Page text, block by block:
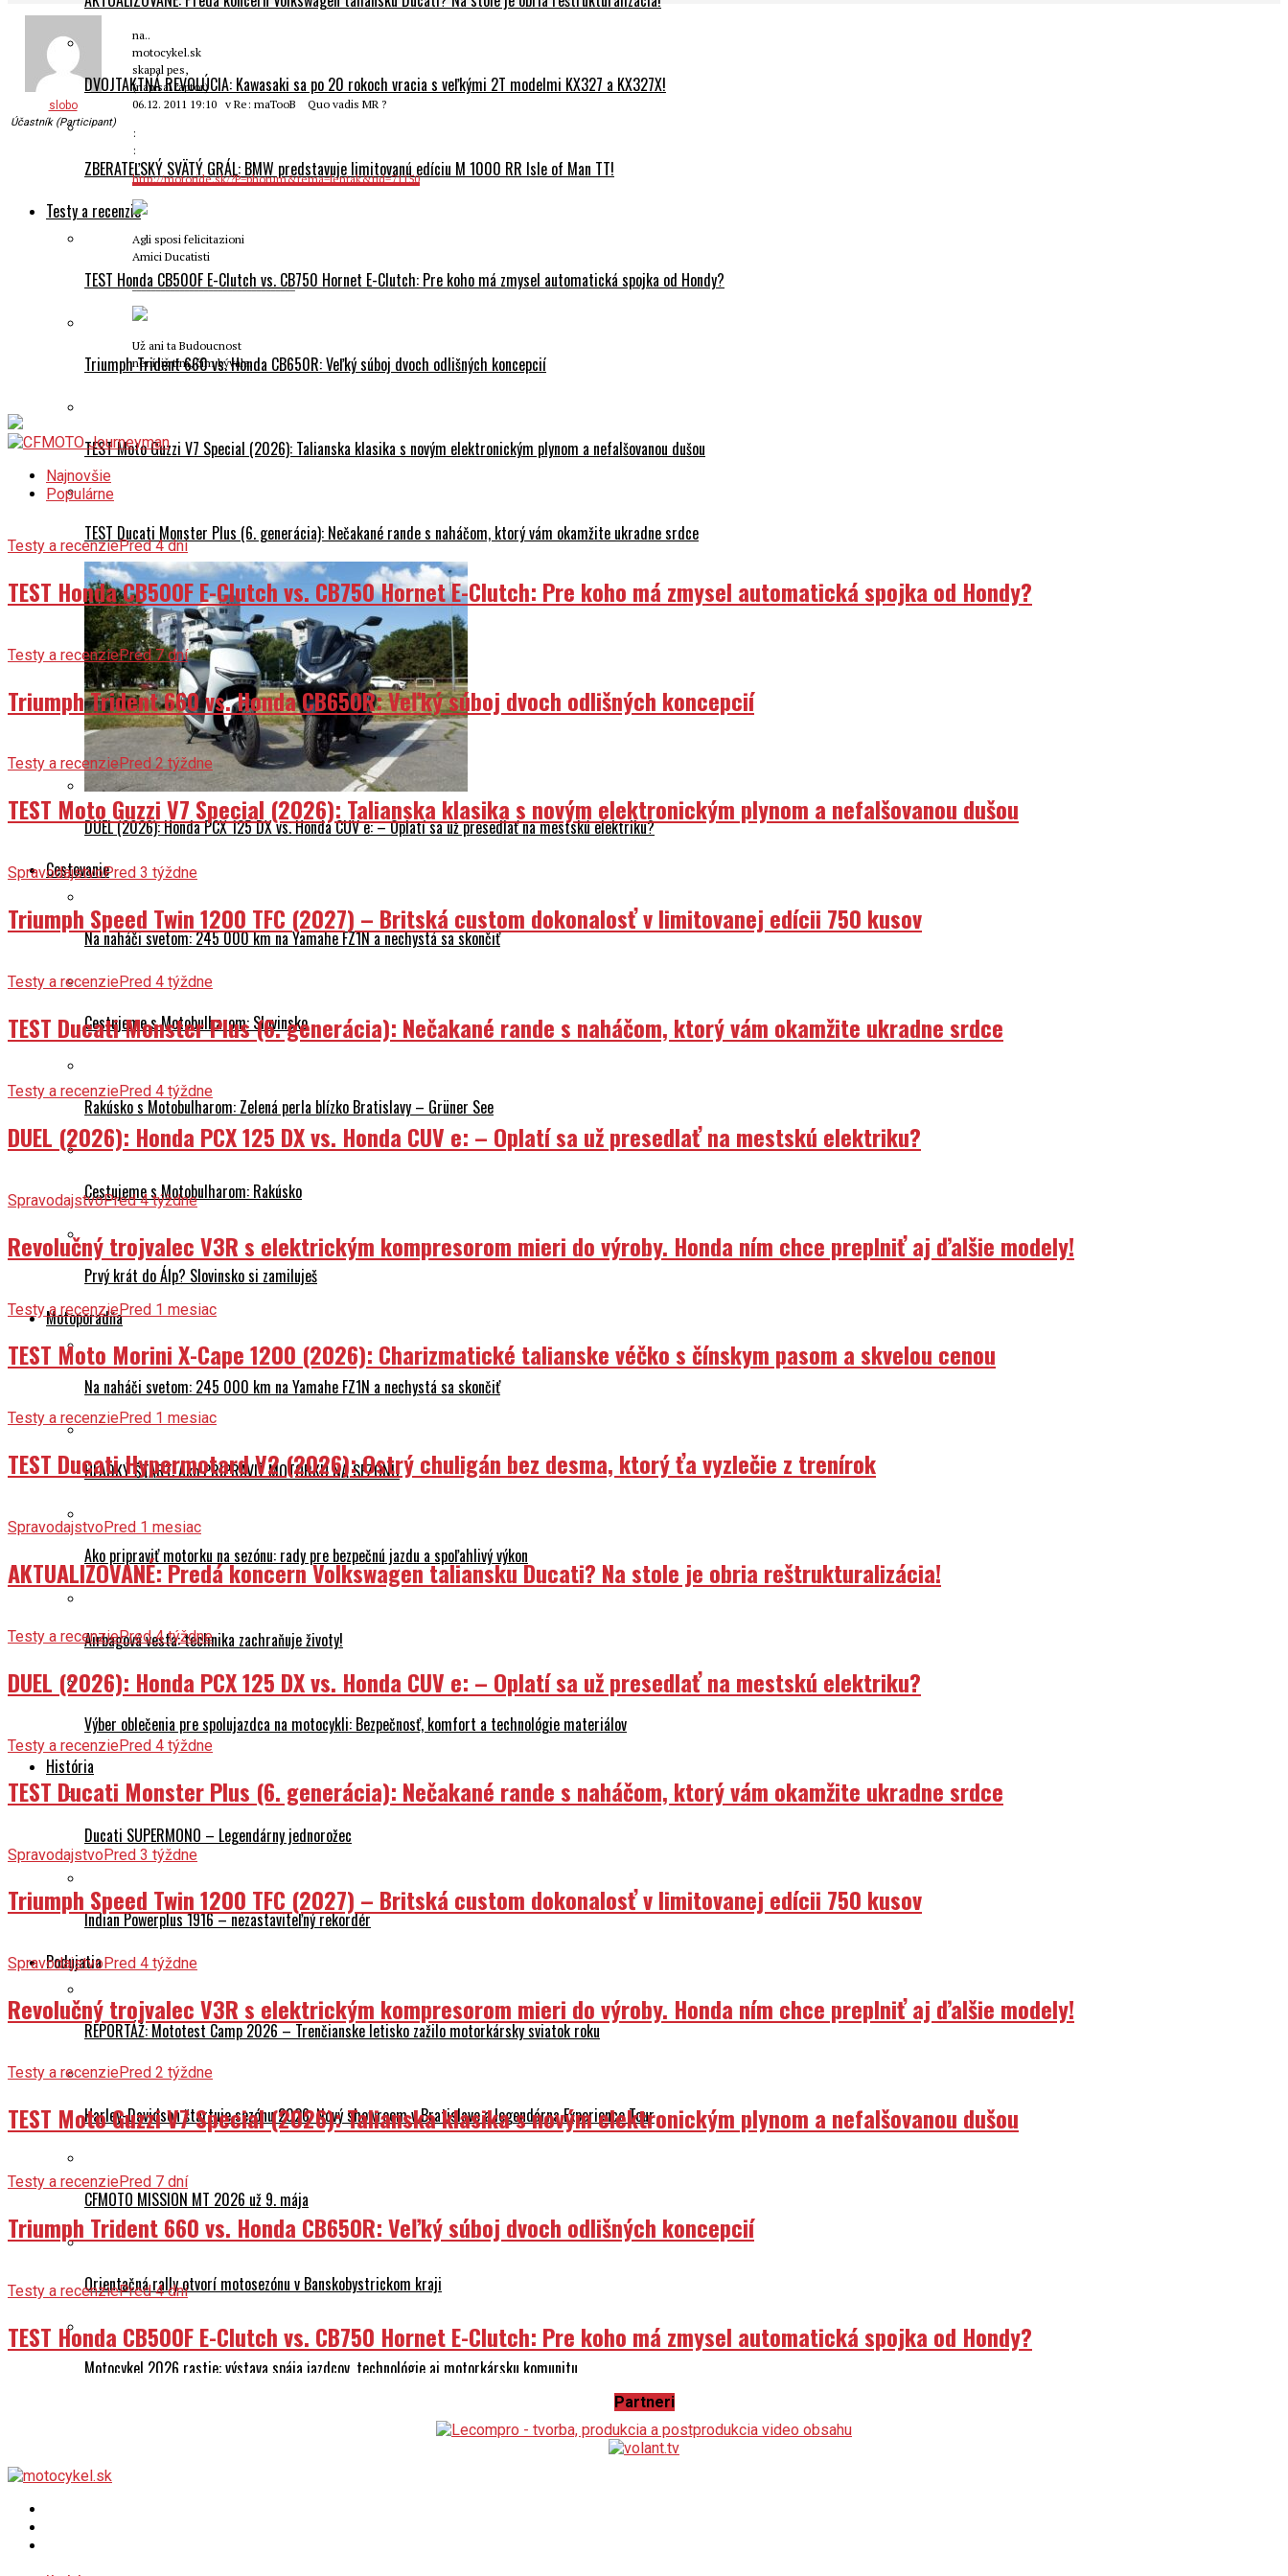
DVOJTAKTNÁ REVOLÚCIA: Kawasaki sa po 20 rokoch vracia s veľkými 2T modelmi KX327 a KX327X!
ZBERATEĽSKÝ SVÄTÝ GRÁL: BMW predstavuje limitovanú edíciu M 1000 RR Isle of Man TT!
Testy a recenzie
TEST Honda CB500F E-Clutch vs. CB750 Hornet E-Clutch: Pre koho má zmysel automatická spojka od Hondy?
Triumph Trident 660 vs. Honda CB650R: Veľký súboj dvoch odlišných koncepcií
TEST Moto Guzzi V7 Special (2026): Talianska klasika s novým elektronickým plynom a nefalšovanou dušou
TEST Ducati Monster Plus (6. generácia): Nečakané rande s naháčom, ktorý vám okamžite ukradne srdce
DUEL (2026): Honda PCX 125 DX vs. Honda CUV e: – Oplatí sa už presedlať na mestskú elektriku?
Cestovanie
Na naháči svetom: 245 000 km na Yamahe FZ1N a nechystá sa skončiť
Cestujeme s Motobulharom: Slovinsko
Rakúsko s Motobulharom: Zelená perla blízko Bratislavy – Grüner See
Cestujeme s Motobulharom: Rakúsko
Prvý krát do Álp? Slovinsko si zamiluješ
Motoporadňa
Na naháči svetom: 245 000 km na Yamahe FZ1N a nechystá sa skončiť
HLADKÝ ŠTART: Ako PRIPRAVIŤ MOTORKU NA SEZÓNU
Ako pripraviť motorku na sezónu: rady pre bezpečnú jazdu a spoľahlivý výkon
Airbagová vesta: technika zachraňuje životy!
Výber oblečenia pre spolujazdca na motocykli: Bezpečnosť, komfort a technológie materiálov
História
Ducati SUPERMONO – Legendárny jednorožec
Indian Powerplus 1916 – nezastaviteľný rekordér
Podujatia
REPORTÁŽ: Mototest Camp 2026 – Trenčianske letisko zažilo motorkársky sviatok roku
Harley-Davidson štartuje sezónu 2026: Nový showroom v Bratislave a legendárna Experience Tour
CFMOTO MISSION MT 2026 už 9. mája
Orientačná rally otvorí motosezónu v Banskobystrickom kraji
Motocykel 2026 rastie: výstava spája jazdcov, technológie aj motorkársku komunitu
slobo
Účastník (Participant)
na..
motocykel.sk
skapal pes,
(napisal raptor)
06.12. 2011 19:10 v Re: maTooB Quo vadis MR ?
:
:
http://motoride.sk/?P=phorum&tema=lentak&tid=71150
Agli sposi felicitazioni
Amici Ducatisti
__________________________________
Už ani ta Budoucnost
není již tím, čím bývala.
Najnovšie
Populárne
Testy a recenziePred 4 dni
TEST Honda CB500F E-Clutch vs. CB750 Hornet E-Clutch: Pre koho má zmysel automatická spojka od Hondy?
Testy a recenziePred 7 dní
Triumph Trident 660 vs. Honda CB650R: Veľký súboj dvoch odlišných koncepcií
Testy a recenzie Pred 2 týždne
TEST Moto Guzzi V7 Special (2026): Talianska klasika s novým elektronickým plynom a nefalšovanou dušou
SpravodajstvoPred 3 týždne
Triumph Speed Twin 1200 TFC (2027) – Britská custom dokonalosť v limitovanej edícii 750 kusov
Testy a recenziePred 4 týždne
TEST Ducati Monster Plus (6. generácia): Nečakané rande s naháčom, ktorý vám okamžite ukradne srdce
Testy a recenziePred 4 týždne
DUEL (2026): Honda PCX 125 DX vs. Honda CUV e: – Oplatí sa už presedlať na mestskú elektriku?
SpravodajstvoPred 4 týždne
Revolučný trojvalec V3R s elektrickým kompresorom mieri do výroby. Honda ním chce preplniť aj ďalšie modely!
Testy a recenziePred 1 mesiac
TEST Moto Morini X-Cape 1200 (2026): Charizmatické talianske véčko s čínskym pasom a skvelou cenou
Testy a recenziePred 1 mesiac
TEST Ducati Hypermotard V2 (2026): Ostrý chuligán bez desma, ktorý ťa vyzlečie z trenírok
SpravodajstvoPred 1 mesiac
AKTUALIZOVANÉ: Predá koncern Volkswagen taliansku Ducati? Na stole je obria reštrukturalizácia!
Testy a recenziePred 4 týždne
DUEL (2026): Honda PCX 125 DX vs. Honda CUV e: – Oplatí sa už presedlať na mestskú elektriku?
Testy a recenziePred 4 týždne
TEST Ducati Monster Plus (6. generácia): Nečakané rande s naháčom, ktorý vám okamžite ukradne srdce
SpravodajstvoPred 3 týždne
Triumph Speed Twin 1200 TFC (2027) – Britská custom dokonalosť v limitovanej edícii 750 kusov
SpravodajstvoPred 4 týždne
Revolučný trojvalec V3R s elektrickým kompresorom mieri do výroby. Honda ním chce preplniť aj ďalšie modely!
Testy a recenziePred 2 týždne
TEST Moto Guzzi V7 Special (2026): Talianska klasika s novým elektronickým plynom a nefalšovanou dušou
Testy a recenziePred 7 dní
Triumph Trident 660 vs. Honda CB650R: Veľký súboj dvoch odlišných koncepcií
Testy a recenziePred 4 dni
TEST Honda CB500F E-Clutch vs. CB750 Hornet E-Clutch: Pre koho má zmysel automatická spojka od Hondy?
Partneri